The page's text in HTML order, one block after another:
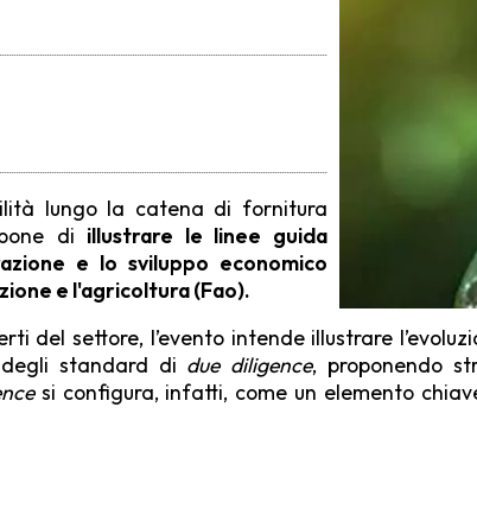
lungo la catena di fornitura
di illustrare le linee guida
e lo sviluppo economico
e l'agricoltura (Fao).
del settore, l’evento intende illustrare
standard di due diligence, proponendo
si configura, infatti, come un elemento